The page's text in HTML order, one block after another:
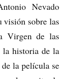
Nevado
visión sobre las
Virgen de las
la historia de la
la película se